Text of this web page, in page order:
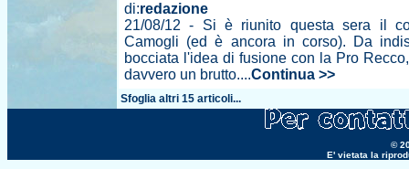
di:redazione
21/08/12 - Si è riunito questa sera il
Camogli (ed è ancora in corso). Da
bocciata l'idea di fusione con la Pro
davvero un brutto....Continua >>
Sfoglia altri 15 articoli...
©
E' vietata la